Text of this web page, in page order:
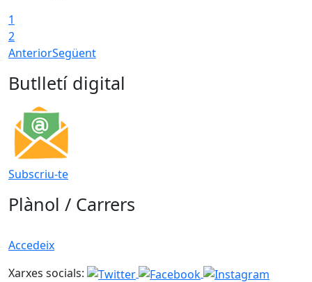
1
2
AnteriorSegüent
Butlletí digital
Subscriu-te
Plànol / Carrers
Accedeix
Xarxes socials: